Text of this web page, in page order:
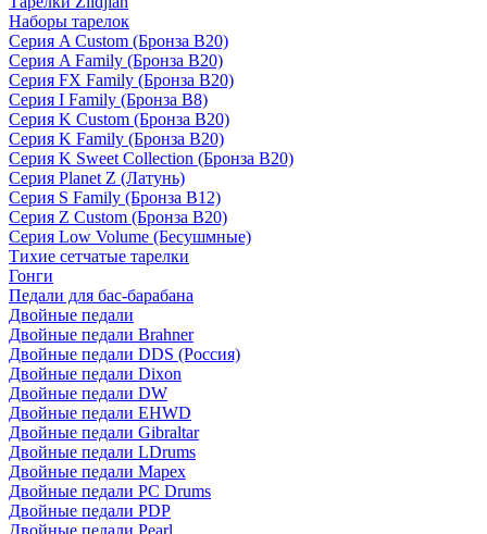
Наборы тарелок
Серия A Custom (Бронза B20)
Серия A Family (Бронза B20)
Серия FX Family (Бронза B20)
Серия I Family (Бронза B8)
Серия K Custom (Бронза B20)
Серия K Family (Бронза B20)
Серия K Sweet Collection (Бронза B20)
Серия Planet Z (Латунь)
Серия S Family (Бронза B12)
Серия Z Custom (Бронза B20)
Серия Low Volume (Бесушмные)
Тихие сетчатые тарелки
Гонги
Педали для бас-барабана
Двойные педали
Двойные педали Brahner
Двойные педали DDS (Россия)
Двойные педали Dixon
Двойные педали DW
Двойные педали EHWD
Двойные педали Gibraltar
Двойные педали LDrums
Двойные педали Mapex
Двойные педали PC Drums
Двойные педали PDP
Двойные педали Pearl